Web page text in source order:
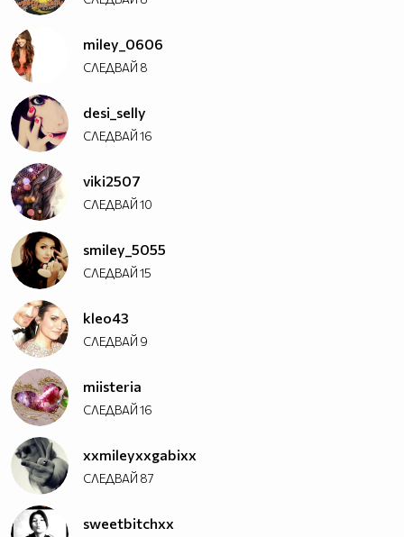
miley_0606
СЛЕДВАЙ 8
desi_selly
СЛЕДВАЙ16
viki2507
СЛЕДВАЙ10
smiley_5055
СЛЕДВАЙ15
kleo43
СЛЕДВАЙ 9
miisteria
СЛЕДВАЙ16
xxmileyxxgabixx
СЛЕДВАЙ 87
sweetbitchxx